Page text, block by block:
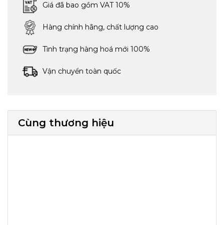
Giá đã bao gồm VAT 10%
Hàng chính hãng, chất lượng cao
Tình trạng hàng hoá mới 100%
Vận chuyển toàn quốc
Cùng thương hiệu